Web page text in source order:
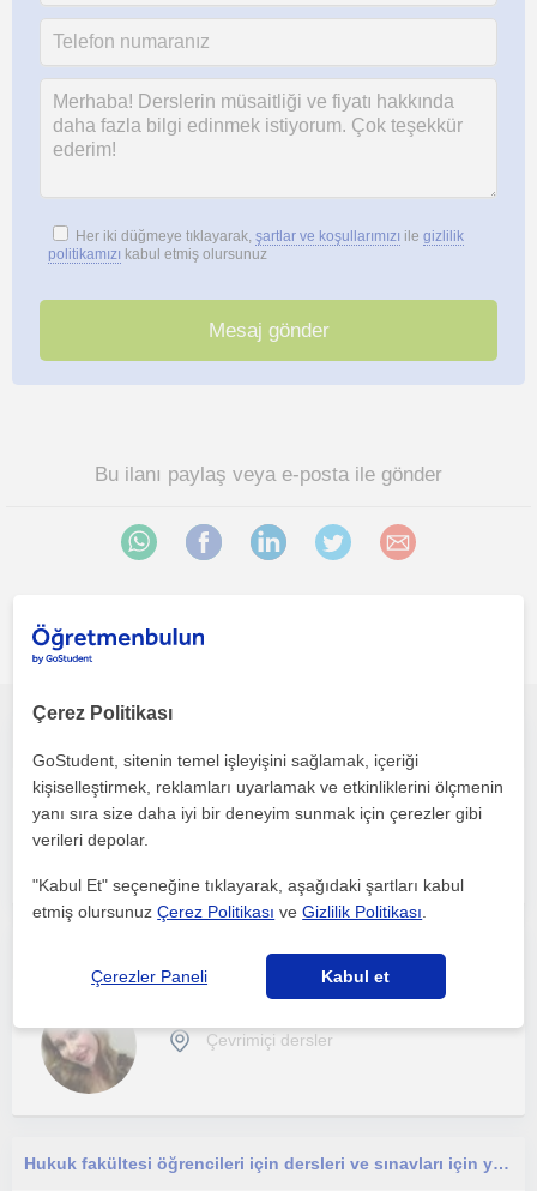
Her iki düğmeye tıklayarak, şartlar ve koşullarımızı ile gizlilik
politikamızı kabul etmiş olursunuz
Bu ilanı paylaş veya e-posta ile gönder
İlgini çekebilecek diğer online Hukuk öğretmenleri
Hukuk
Çevrimiçi dersler
Çevrimiçi dersler
Hukuk fakültesi öğrencileri için dersleri ve sınavları için yardımcı olabilirim.
Çerez Politikası
GoStudent, sitenin temel işleyişini sağlamak, içeriği
kişiselleştirmek, reklamları uyarlamak ve etkinliklerini ölçmenin
yanı sıra size daha iyi bir deneyim sunmak için çerezler gibi
verileri depolar.
"Kabul Et" seçeneğine tıklayarak, aşağıdaki şartları kabul
etmiş olursunuzÇerez Politikası veGizlilik Politikası
Çerezler Paneli Kabul et